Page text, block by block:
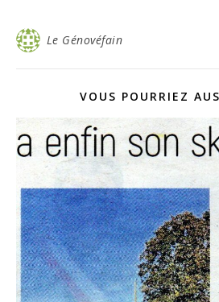
Le Génovéfain
VOUS POURRIEZ